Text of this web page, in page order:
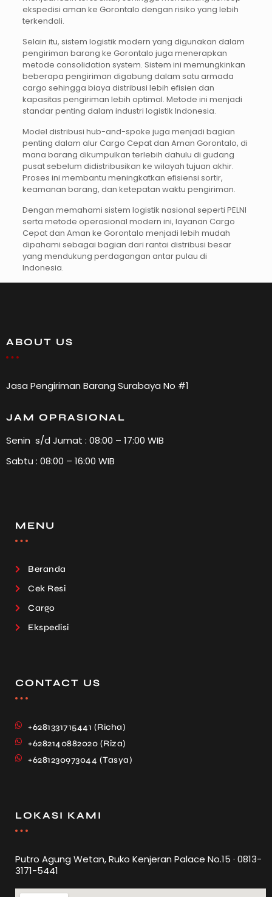
ekspedisi aman ke Gorontalo dengan risiko yang lebih
terkendali.
Selain itu, sistem logistik modern yang digunakan dalam
pengiriman barang ke Gorontalo juga menerapkan
metode consolidation system. Sistem ini memungkinkan
beberapa pengiriman digabung dalam satu armada
cargo sehingga biaya distribusi lebih efisien dan
kapasitas pengiriman lebih optimal. Metode ini menjadi
standar penting dalam industri logistik Indonesia.
Model distribusi hub-and-spoke juga menjadi bagian
penting dalam alur Cargo Cepat dan Aman Gorontalo, di
mana barang dikumpulkan terlebih dahulu di gudang
pusat sebelum didistribusikan ke wilayah tujuan akhir.
Proses ini membantu meningkatkan efisiensi sortir,
keamanan barang, dan ketepatan waktu pengiriman.
Dengan memahami sistem logistik nasional seperti PELNI
serta metode operasional modern ini, layanan Cargo
Cepat dan Aman ke Gorontalo menjadi lebih mudah
dipahami sebagai bagian dari rantai distribusi besar
yang mendukung perdagangan antar pulau di
Indonesia.
ABOUT US
Jasa Pengiriman Barang Surabaya No #1
JAM OPRASIONAL
Senin s/d Jumat : 08:00 – 17:00 WIB
Sabtu : 08:00 – 16:00 WIB
MENU
Beranda
Cek Resi
Cargo
Ekspedisi
CONTACT US
+6281331715441 (Richa)
+6282140882020 (Riza)
+6281230973044 (Tasya)
LOKASI KAMI
Putro Agung Wetan, Ruko Kenjeran Palace No.15 · 0813-
3171-5441